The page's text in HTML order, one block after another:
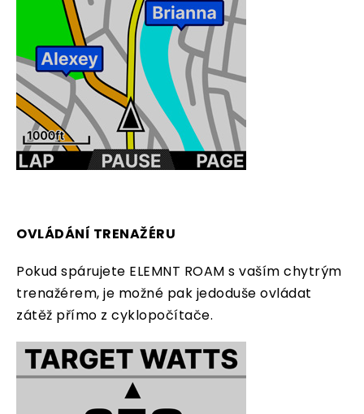
OVLÁDÁNÍ TRENAŽÉRU
Pokud spárujete ELEMNT ROAM s vaším chytrým
trenažérem, je možné pak jedoduše ovládat
zátěž přímo z cyklopočítače.